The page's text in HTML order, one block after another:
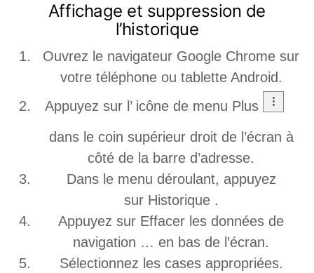
Affichage et suppression de
l’historique
Ouvrez le navigateur Google Chrome sur
votre téléphone ou tablette Android.
Appuyez sur l’ icône de menu Plus
dans le coin supérieur droit de l’écran à
côté de la barre d’adresse.
Dans le menu déroulant, appuyez
sur Historique .
Appuyez sur Effacer les données de
navigation … en bas de l’écran.
Sélectionnez les cases appropriées.